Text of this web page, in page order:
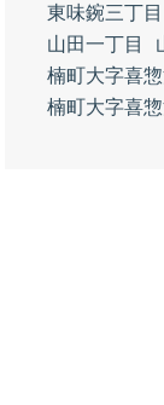
東味鋺三丁目
山田一丁目
楠町大字喜
楠町大字喜